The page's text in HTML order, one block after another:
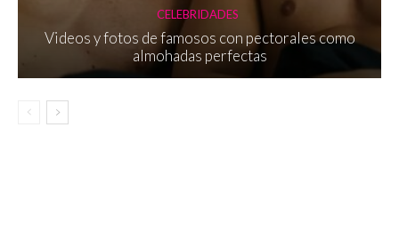
CELEBRIDADES
Videos y fotos de famosos con pectorales como
almohadas perfectas